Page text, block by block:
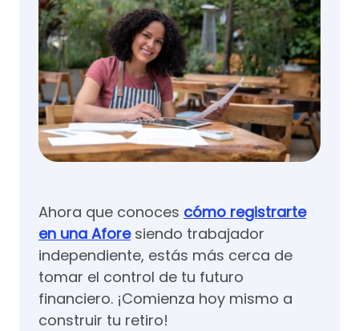
Ahora que conoces cómo registrarte
en una Aforesiendo trabajador
independiente, estás más cerca de
tomar el control de tu futuro
financiero. ¡Comienza hoy mismo a
construir tu retiro!